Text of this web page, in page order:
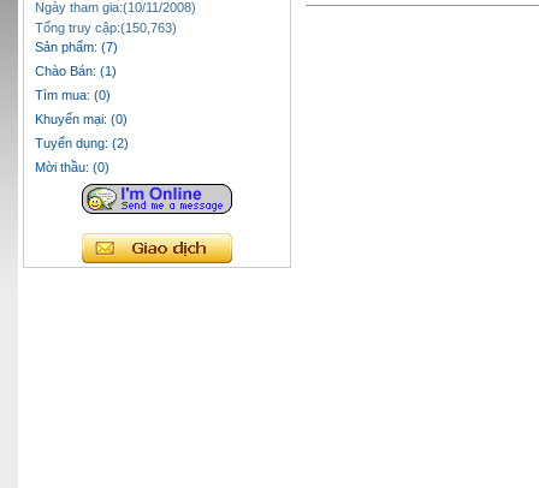
Ngày tham gia:(10/11/2008)
Tổng truy cập:(150,763)
Sản phẩm: (7)
Chào Bán: (1)
Tìm mua: (0)
Khuyến mại: (0)
Tuyển dụng: (2)
Mời thầu: (0)